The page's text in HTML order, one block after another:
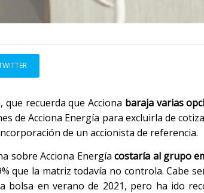
recuerda que Acciona baraja varias
de Acciona Energía para excluirla de
de un accionista de referencia.
sobre Acciona Energíacostaría al grupo
que la matriz todavía no controla. Cabe
en verano de 2021, pero ha ido